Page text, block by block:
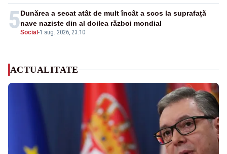
5Social -1 aug. 2026, 23:10
Dunărea a secat atât de mult încât a scos la suprafață
nave naziste din al doilea război mondial
ACTUALITATE